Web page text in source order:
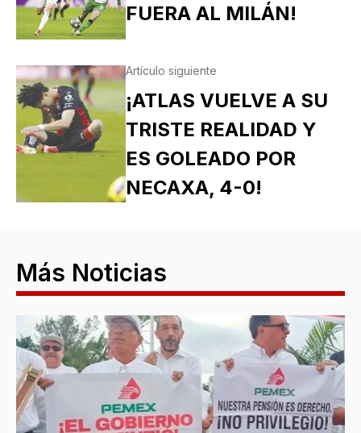
FUERA AL MILÁN!
Artículo siguiente
¡ATLAS VUELVE A SU
TRISTE REALIDAD Y
ES GOLEADO POR
NECAXA, 4-0!
Más Noticias